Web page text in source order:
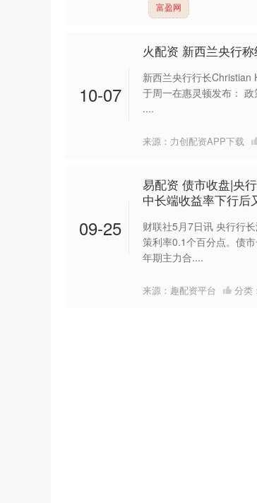
富盈网
10-07
火配资 新西兰央行
新西兰央行行长Christian
于周一在惠灵顿发布：
....
来源：力创配资APP下载
09-25
易配资 债市收盘|央
中长端收益率下行后
财联社5月7日讯 央行行
策利率0.1个百分点。债
年期主力合....
来源：趣配资平台 分类：
上证指数 3900.35